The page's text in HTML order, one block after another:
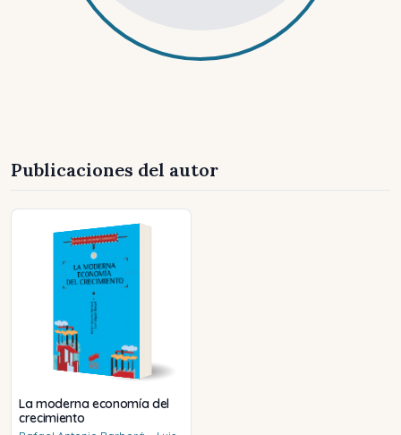
Publicaciones del autor
La moderna economía del
crecimiento